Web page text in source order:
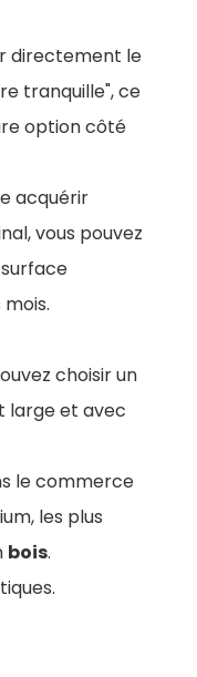
directement le
tranquille", ce
option côté
acquérir
vous pouvez
choisir un
large et avec
le commerce
les plus
bois.